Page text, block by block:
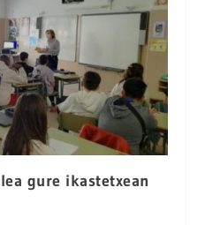
gure ikastetxean